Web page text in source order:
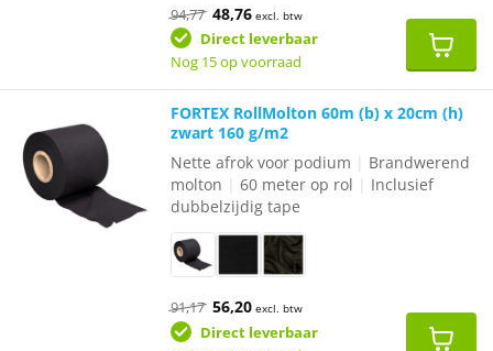
94,77 Oorspronkelijke
prijs
was:
48,76Huidige
prijs
is:
excl. btw
Direct leverbaar
Nog 15 op voorraad
FORTEX RollMolton 60m (b) x 20cm (h)
zwart 160 g/m2
Nette afrok voor podium
Brandwerend
molton |60 meter op rol
Inclusief
dubbelzijdig tape
91,17 Oorspronkelijke
prijs
was:
€91,17.
56,20Huidige
prijs
is:
€56,20.
excl. btw
Direct leverbaar